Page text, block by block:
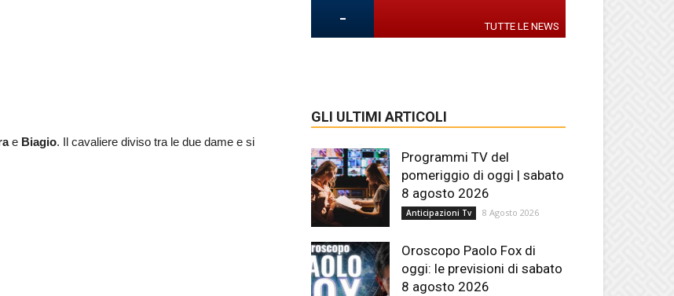
e Biagio. Il cavaliere diviso tra le due dame e si
- TUTTE LE NEWS
GLI ULTIMI ARTICOLI
Programmi TV del
pomeriggio di oggi | sabato
8 agosto 2026
Anticipazioni Tv 8 Agosto 2026
Oroscopo Paolo Fox di
oggi: le previsioni di sabato
8 agosto 2026